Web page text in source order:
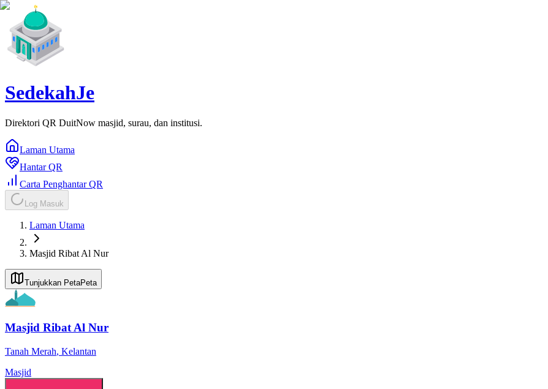
SedekahJe
Direktori QR DuitNow masjid, surau, dan institusi.
Laman Utama
Hantar QR
Carta Penghantar QR
Log Masuk
Laman Utama
Masjid Ribat Al Nur
Tunjukkan PetaPeta
Masjid Ribat Al Nur
Tanah Merah, Kelantan
Masjid